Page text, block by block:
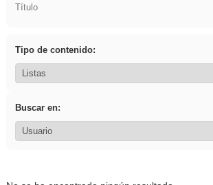
Título
Tipo de contenido:
Buscar en: